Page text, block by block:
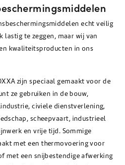
echt veilig
lastig te zeggen, maar wij van
kwaliteitsproducten in ons
zijn speciaal gemaakt voor de
ze gebruiken in de bouw,
civiele dienstverlening,
scheepvaart, industrieel
en vrije tijd. Sommige
met een thermovoering voor
met een snijbestendige afwerking